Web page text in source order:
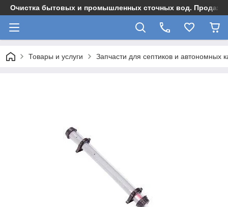
Очистка бытовых и промышленных сточных вод.
Товары и услуги Запчасти для септиков и автономных